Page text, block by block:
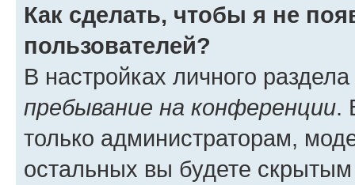
Как сделать, чтобы я не
пользователей?
В настройках личного
пребывание на конференции.
только администраторам,
остальных вы будете